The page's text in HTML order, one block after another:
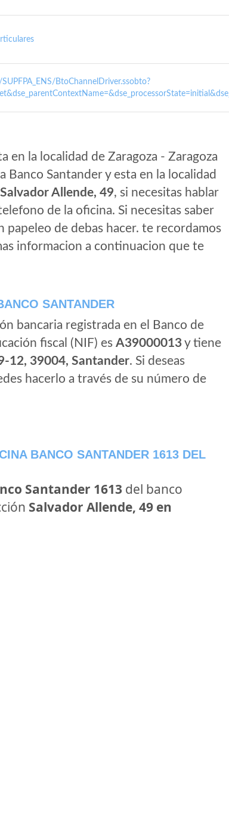
BtoChannelDriver.ssobto?
en la localidad de Zaragoza - Zaragoza
Santander y esta en la localidad
Salvador Allende, 49, si necesitas hablar
de la oficina. Si necesitas saber
de debas hacer. te recordamos
informacion a continuacion que te
SANTANDER
bancaria registrada en el Banco de
fiscal (NIF) es A39000013y tiene
12, 39004, Santander. Si deseas
hacerlo a través de su número de
BANCO SANTANDER 1613 DEL
Santander 1613 del banco
Salvador Allende, 49 en